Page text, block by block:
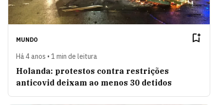
MUNDO
Há 4 anos • 1 min de leitura
Holanda: protestos contra restrições
anticovid deixam ao menos 30 detidos